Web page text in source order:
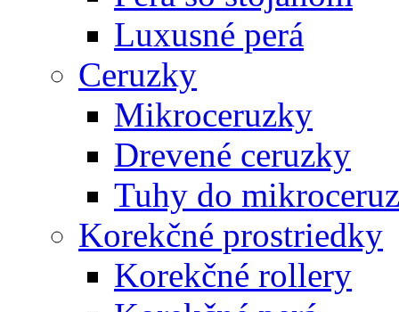
Luxusné perá
Ceruzky
Mikroceruzky
Drevené ceruzky
Tuhy do
Korekčné prostriedky
Korekčné rollery